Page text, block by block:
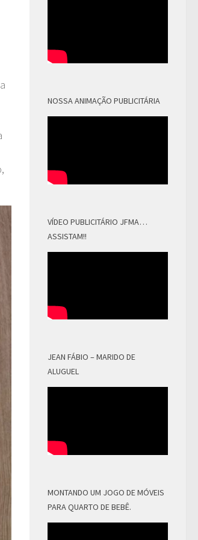
NOSSA ANIMAÇÃO PUBLICITÁRIA
VÍDEO PUBLICITÁRIO JFMA…
ASSISTAM!!
JEAN FÁBIO – MARIDO DE
ALUGUEL
MONTANDO UM JOGO DE MÓVEIS
PARA QUARTO DE BEBÊ.